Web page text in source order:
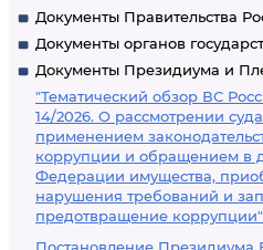
Документы Правительства
Документы органов
Документы Президиума и
"Тематический обзор ВС
14/2026. О рассмотрении
применением
коррупции и обращением в
Федерации имущества,
нарушения требований и
предотвращение коррупции"